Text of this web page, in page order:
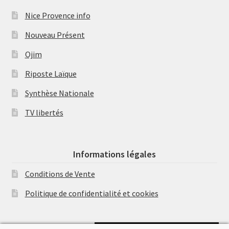
Nice Provence info
Nouveau Présent
Ojim
Riposte Laïque
Synthèse Nationale
TV libertés
Informations légales
Conditions de Vente
Politique de confidentialité et cookies